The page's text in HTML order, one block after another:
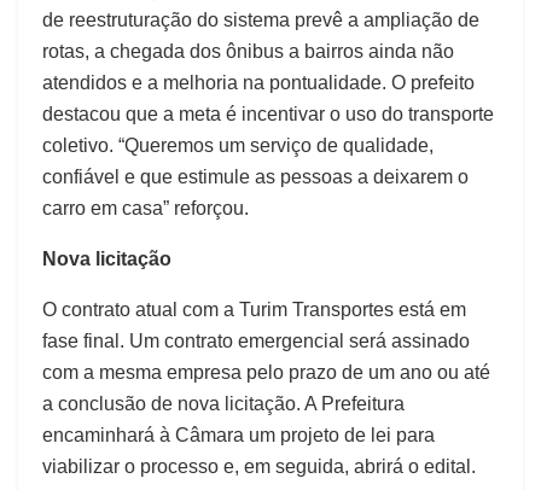
de reestruturação do sistema prevê a ampliação de
rotas, a chegada dos ônibus a bairros ainda não
atendidos e a melhoria na pontualidade. O prefeito
destacou que a meta é incentivar o uso do transporte
coletivo. “Queremos um serviço de qualidade,
confiável e que estimule as pessoas a deixarem o
carro em casa” reforçou.
Nova licitação
O contrato atual com a Turim Transportes está em
fase final. Um contrato emergencial será assinado
com a mesma empresa pelo prazo de um ano ou até
a conclusão de nova licitação. A Prefeitura
encaminhará à Câmara um projeto de lei para
viabilizar o processo e, em seguida, abrirá o edital.